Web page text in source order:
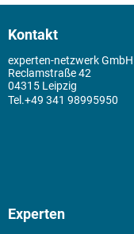
Kontakt
experten-netzwerk GmbH
Reclamstraße 42
04315 Leipzig
+49 341 98995950
Experten